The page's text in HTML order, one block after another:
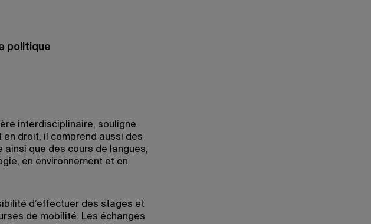
politique
interdisciplinaire, souligne
en droit, il comprend aussi des
que des cours de langues,
en environnement et en
d’effectuer des stages et
de mobilité. Les échanges